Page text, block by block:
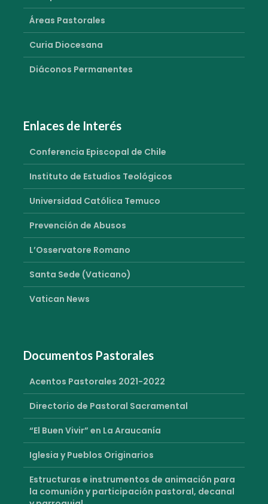
Áreas Pastorales
Curia Diocesana
Diáconos Permanentes
Enlaces de Interés
Conferencia Episcopal de Chile
Instituto de Estudios Teológicos
Universidad Católica Temuco
Prevención de Abusos
L’Osservatore Romano
Santa Sede (Vaticano)
Vatican News
Documentos Pastorales
Acentos Pastorales 2021-2022
Directorio de Pastoral Sacramental
“El Buen Vivir” en La Araucanía
Iglesia y Pueblos Originarios
Estructuras e instrumentos de animación para
la comunión y participación pastoral, decanal